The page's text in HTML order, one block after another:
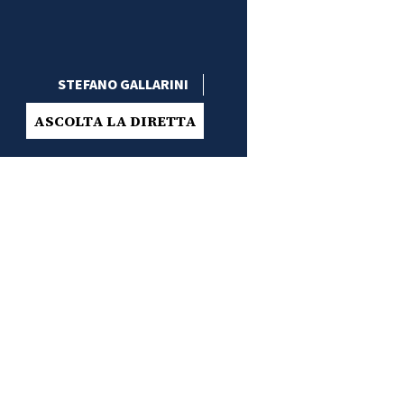
STEFANO GALLARINI
ASCOLTA LA DIRETTA